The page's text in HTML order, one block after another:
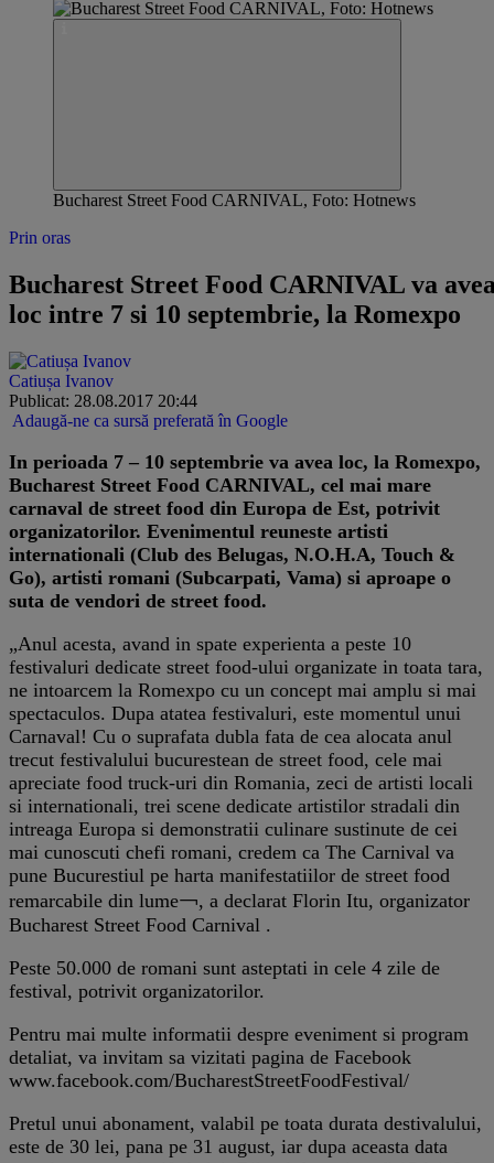
Bucharest Street Food CARNIVAL, Foto: Hotnews
Prin oras
Bucharest Street Food CARNIVAL va
loc intre 7 si 10 septembrie, la Romexpo
Catiușa Ivanov
Publicat: 28.08.2017 20:44
Adaugă-ne ca sursă preferată în Google
In perioada 7 – 10 septembrie va avea loc, la Romexpo,
Bucharest Street Food CARNIVAL, cel mai mare
carnaval de street food din Europa de Est, potrivit
organizatorilor. Evenimentul reuneste artisti
internationali (Club des Belugas, N.O.H.A, Touch &
Go), artisti romani (Subcarpati, Vama) si aproape o
suta de vendori de street food.
„Anul acesta, avand in spate experienta a peste 10
festivaluri dedicate street food-ului organizate in toata tara,
ne intoarcem la Romexpo cu un concept mai amplu si mai
spectaculos. Dupa atatea festivaluri, este momentul unui
Carnaval! Cu o suprafata dubla fata de cea alocata anul
trecut festivalului bucurestean de street food, cele mai
apreciate food truck-uri din Romania, zeci de artisti locali
si internationali, trei scene dedicate artistilor stradali din
intreaga Europa si demonstratii culinare sustinute de cei
mai cunoscuti chefi romani, credem ca The Carnival va
pune Bucurestiul pe harta manifestatiilor de street food
remarcabile din lume￢, a declarat Florin Itu, organizator
Bucharest Street Food Carnival .
Peste 50.000 de romani sunt asteptati in cele 4 zile de
festival, potrivit organizatorilor.
Pentru mai multe informatii despre eveniment si program
detaliat, va invitam sa vizitati pagina de Facebook
www.facebook.com/BucharestStreetFoodFestival/
Pretul unui abonament, valabil pe toata durata destivalului,
este de 30 lei, pana pe 31 august, iar dupa aceasta data